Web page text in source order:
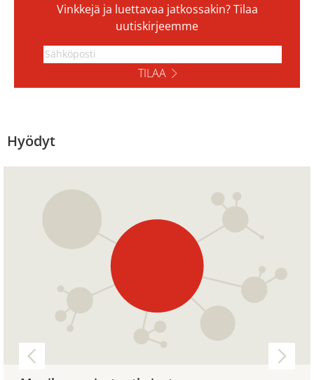
Vinkkejä ja luettavaa jatkossakin? Tilaa
uutiskirjeemme
TILAA
Hyödyt